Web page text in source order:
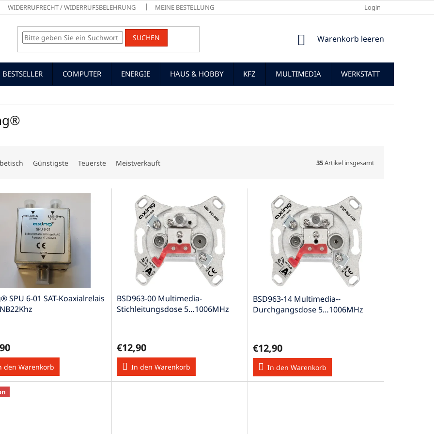
WIDERRUFRECHT / WIDERRUFSBELEHRUNG MEINE BESTELLUNG Login
SUCHEN WARENKORB
Warenkorb leeren
BESTSELLER COMPUTER ENERGIE HAUS & HOBBY KFZ MULTIMEDIA WERKSTATT
Günstigste Teuerste Meistverkauft 35Artikel insgesamt
SPU 6-01 SAT-Koaxialrelais
den Warenkorb
BSD963-00 Multimedia-
Stichleitungsdose 5…1006MHz
€12,90
In den Warenkorb
BSD963-14 Multimedia--
Durchgangsdose 5…1006MHz
€12,90
In den Warenkorb